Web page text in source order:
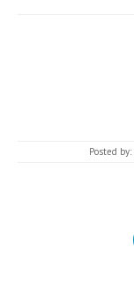
Posted by: